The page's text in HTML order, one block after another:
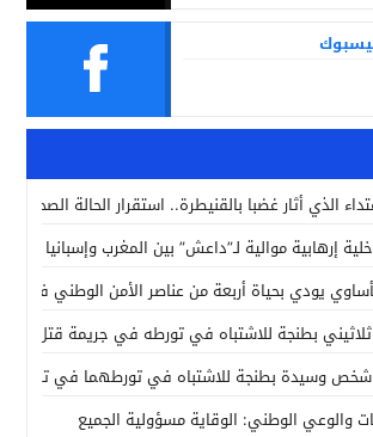
الذي أثار غضبا بالقنيطرة.. استقرار الحالة
إرهابية موالية لـ”داعش” بين المغرب وإسبانيا في
يودي بحياة أربعة من عناصر الأمن الوطني في
بطنجة للاشتباه في تورطه في جريمة قتل
وسيدة بطنجة للاشتباه في تورطهما في تزوير
والوعي الوطني: الوقاية مسؤولية الجميع